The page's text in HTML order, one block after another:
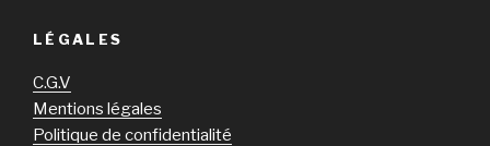
LÉGALES
C.G.V
Mentions légales
Politique de confidentialité